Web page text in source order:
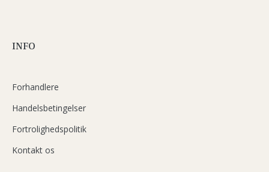
INFO
Forhandlere
Handelsbetingelser
Fortrolighedspolitik
Kontakt os